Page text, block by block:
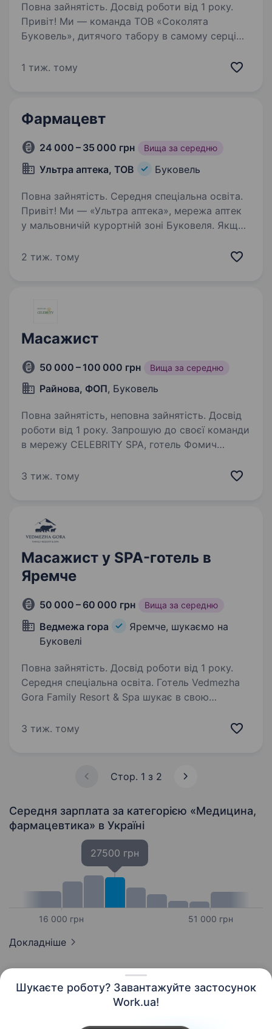
Шукаєте роботу? Завантажуйте застосунок
Work.ua!
Повна зайнятість. Досвід роботи від 1 року.
Привіт! Ми — команда ТОВ «Соколята
Буковель», дитячого табору в самому серці
незабутні миті активного, безпечного та
1 тиж. тому
Фармацевт
24 000 – 35 000 грн Вища за середню
Ультра аптека, ТОВ Буковель
Повна зайнятість. Середня спеціальна освіта.
Привіт! Ми — «Ультра аптека», мережа аптек
у мальовничій курортній зоні Буковеля. Якщо
гірського відпочинку та хочеш розпочати
2 тиж. тому
Масажист
50 000 – 100 000 грн Вища за середню
Райнова, ФОП, Буковель
Повна зайнятість, неповна зайнятість. Досвід
роботи від 1 року. Запрошую до своєї команди
в мережу CELEBRITY SPA, готель Фомич
зовнішній вигляд; Дружелюбність
3 тиж. тому
Масажист у SPA-готель в
Яремче
50 000 – 60 000 грн Вища за середню
Ведмежа гора
Яремче, шукаємо на
Буковелі
Повна зайнятість. Досвід роботи від 1 року.
Середня спеціальна освіта. Готель Vedmezha
Gora Family Resort & Spa шукає в свою
високий рівень зарплати ставка + % від
3 тиж. тому
Стор. 1 з 2
Середня зарплата за категорією «Медицина,
фармацевтика» в Україні
16 000 грн
27500 грн
51 000 грн
Докладніше